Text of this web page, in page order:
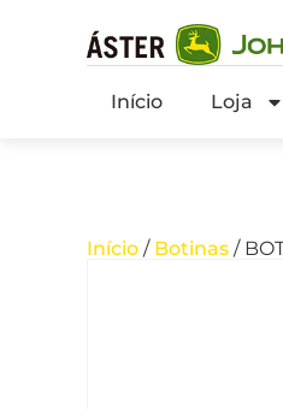
Início Loja
Início / Botinas /